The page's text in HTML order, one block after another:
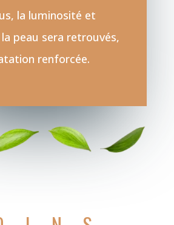
la luminosité et
la peau sera retrouvés,
renforcée.